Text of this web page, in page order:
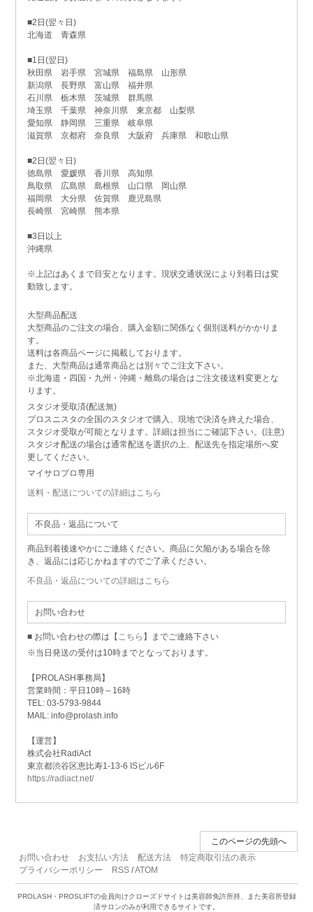
■2日(翌々日)
北海道 青森県
■1日(翌日)
秋田県 岩手県 宮城県 福島県 山形県
新潟県 長野県 富山県 福井県
石川県 栃木県 茨城県 群馬県
埼玉県 千葉県 神奈川県 東京都 山梨県
愛知県 静岡県 三重県 岐阜県
滋賀県 京都府 奈良県 大阪府 兵庫県 和歌山県
■2日(翌々日)
徳島県 愛媛県 香川県 高知県
鳥取県 広島県 島根県 山口県 岡山県
福岡県 大分県 佐賀県 鹿児島県
長崎県 宮崎県 熊本県
■3日以上
沖縄県
※上記はあくまで目安となります。現状交通状況により到着日は変
動致します。
大型商品配送
大型商品のご注文の場合、購入金額に関係なく個別送料がかかりま
す。
送料は各商品ページに掲載しております。
また、大型商品は通常商品とは別々でご注文下さい。
※北海道・四国・九州・沖縄・離島の場合はご注文後送料変更とな
ります。
スタジオ受取済(配送無)
プロスニスタの全国のスタジオで購入、現地で決済を終えた場合、
スタジオ受取が可能となります。詳細は担当にご確認下さい。(注意)
スタジオ配送の場合は通常配送を選択の上、配送先を指定場所へ変
更してください。
マイサロプロ専用
送料・配送についての詳細はこちら
不良品・返品について
商品到着後速やかにご連絡ください。商品に欠陥がある場合を除
き、返品には応じかねますのでご了承ください。
不良品・返品についての詳細はこちら
お問い合わせ
■ お問い合わせの際は【 こちら 】までご連絡下さい
※当日発送の受付は10時までとなっております。
【PROLASH事務局】
営業時間：平日10時～16時
TEL: 03-5793-9844
MAIL: info@prolash.info
【運営】
株式会社RadiAct
東京都渋谷区恵比寿1-13-6 ISビル6F
https://radiact.net/
このページの先頭へ
お問い合わせ
お支払い方法 配送方法
特定商取引法の表示
プライバシーポリシー
RSS /ATOM
PROLASH・PROSLIFTの会員向けクローズドサイトは美容師免許所持、また美容所登録
済サロンのみが利用できるサイトです。